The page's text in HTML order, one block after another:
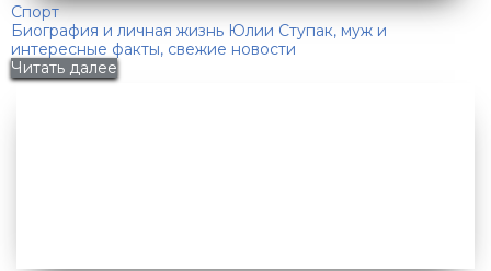
Спорт
Биография и личная жизнь Юлии Ступак, муж и
интересные факты, свежие новости
Читать далее